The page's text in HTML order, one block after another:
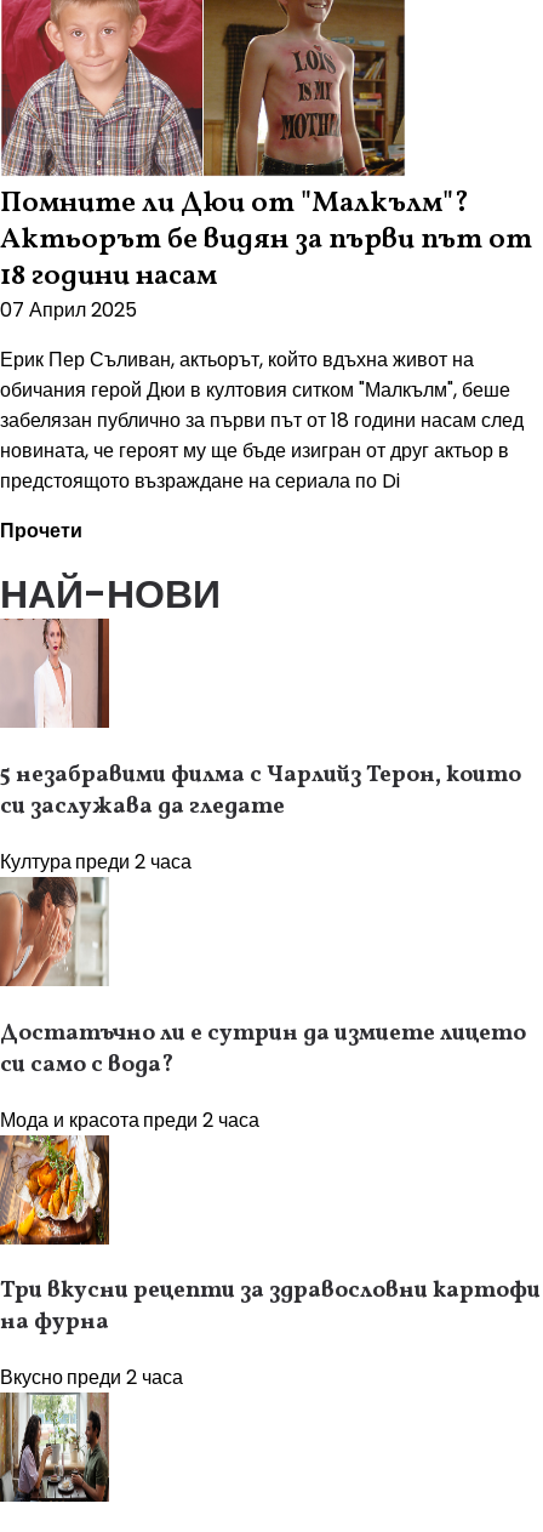
Помните ли Дюи от "Малкълм"?
Актьорът бе видян за първи път от
18 години насам
07 Април 2025
Ерик Пер Съливан, актьорът, който вдъхна живот на
обичания герой Дюи в култовия ситком "Малкълм", беше
забелязан публично за първи път от 18 години насам след
новината, че героят му ще бъде изигран от друг актьор в
предстоящото възраждане на сериала по Di
Прочети
НАЙ-НОВИ
5 незабравими филма с Чарлийз Терон, които
си заслужава да гледате
Културапреди 2 часа
Достатъчно ли е сутрин да измиете лицето
си само с вода?
Мода и красотапреди 2 часа
Три вкусни рецепти за здравословни картофи
на фурна
Вкуснопреди 2 часа